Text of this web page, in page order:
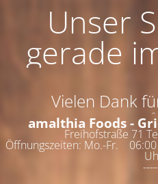
Unser
gerade
Vielen Dank -
amalthia Foods -
Freihofstraße 71
Öffnungszeiten: Mo.-Fr. 06:00